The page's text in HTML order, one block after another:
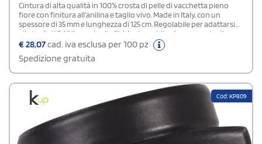
Cintura di alta qualità in 100% crosta di pelle di vacchetta pieno
fiore con finitura all'anilina e taglio vivo. Made in Italy, con un
spessore di 35 mm e lunghezza di 125 cm. Regolabile per adattarsi
alle taglie XS-XXL grazie alla fibbia staccabile, che consente di
accorciarla facilmente. Fornita in una pratica custodia di cotone,
perfetta per la personalizzazione. Elegante, versatile e durevole, è
l'accessorio perfetto per ogni occasione
€28,07cad. iva esclusa per 100 pz
Spedizione gratuita
Cod: KP809